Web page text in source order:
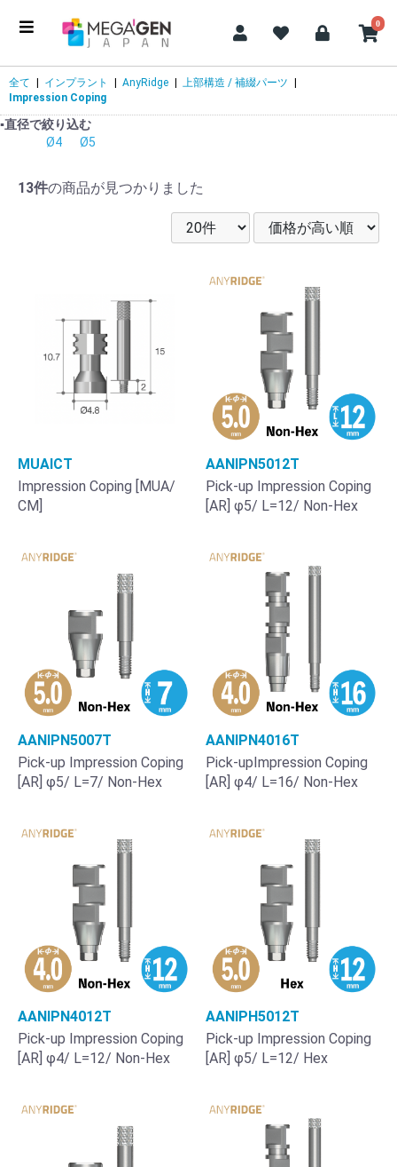
0
全て | インプラント | AnyRidge | 上部構造 / 補綴パーツ |
Impression Coping
▪️直径で絞り込む
Ø4
Ø5
13件の商品が見つかりました
MUAICT
Impression Coping [MUA/
CM]
AANIPN5012T
Pick-up Impression Coping
[AR] φ5/ L=12/ Non-Hex
AANIPN5007T
Pick-up Impression Coping
[AR] φ5/ L=7/ Non-Hex
AANIPN4016T
Pick-upImpression Coping
[AR] φ4/ L=16/ Non-Hex
AANIPN4012T
Pick-up Impression Coping
[AR] φ4/ L=12/ Non-Hex
AANIPH5012T
Pick-up Impression Coping
[AR] φ5/ L=12/ Hex